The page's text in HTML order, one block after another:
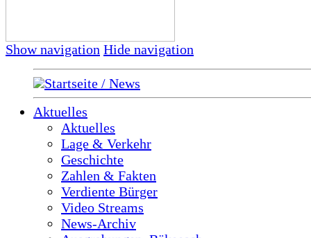
Show navigation Hide navigation
Startseite / News
Aktuelles
Aktuelles
Lage & Verkehr
Geschichte
Zahlen & Fakten
Verdiente Bürger
Video Streams
News-Archiv